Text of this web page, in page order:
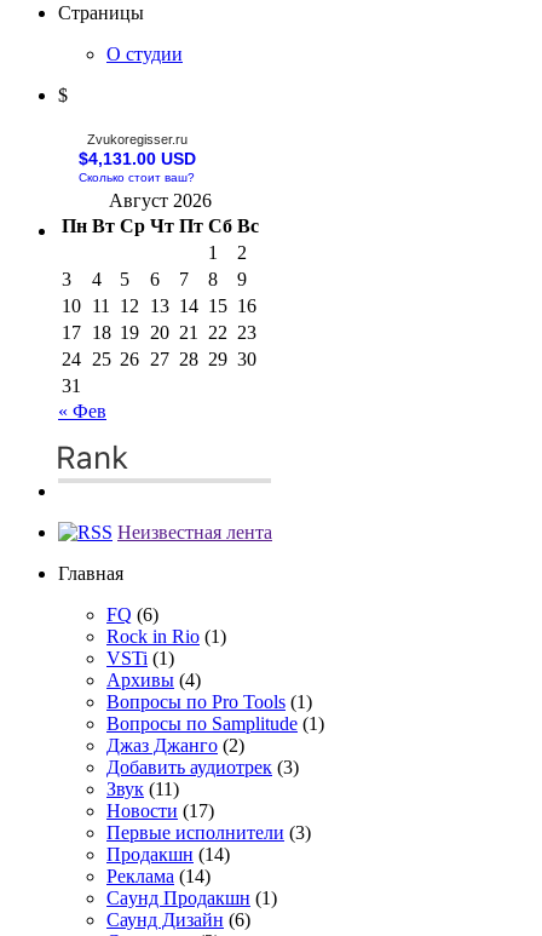
Страницы
О студии
$
Zvukoregisser.ru
$4,131.00 USD
Сколько стоит ваш?
Август 2026
Пн Вт Ср Чт Пт Сб Вс
1
2
3
4 5 6 7 8
9
10 11 12 13 14 15 16
17 18 19 20 21 22 23
24 25 26 27 28 29 30
31
« Фев
Неизвестная лента
Главная
FQ (6)
Rock in Rio (1)
VSTi (1)
Архивы (4)
Вопросы по Pro Tools (1)
Вопросы по Samplitude (1)
Джаз Джанго (2)
Добавить аудиотрек (3)
Звук (11)
Новости (17)
Первые исполнители (3)
Продакшн (14)
Реклама (14)
Сayнд Пpoдaкшн (1)
Саунд Дизайн (6)